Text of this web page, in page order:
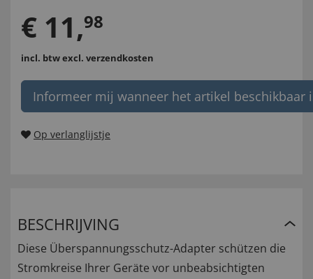
€ 11,98
incl. btwexcl. verzendkosten
Informeer mij wanneer het artikel beschikbaar
Op verlanglijstje
BESCHRIJVING
Diese Überspannungsschutz-Adapter schützen die
Stromkreise Ihrer Geräte vor unbeabsichtigten